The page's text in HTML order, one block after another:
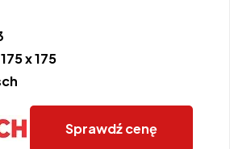
x 175
Sprawdź cenę